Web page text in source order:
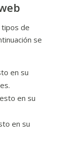
de
se
en su
en su
en su